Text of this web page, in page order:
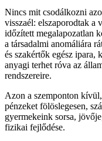
Nincs mit csodálkozni
visszaél: elszaporodtak a
időzített megalapozatlan
a társadalmi anomáliára
és szakértők egész ipara,
anyagi terhet róva az
rendszereire.
Azon a szemponton
pénzeket fölöslegesen,
gyermekeink sorsa,
fizikai fejlődése.